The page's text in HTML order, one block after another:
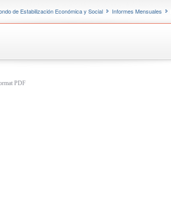
de Estabilización Económica y Social Informes Mensuales
PDF